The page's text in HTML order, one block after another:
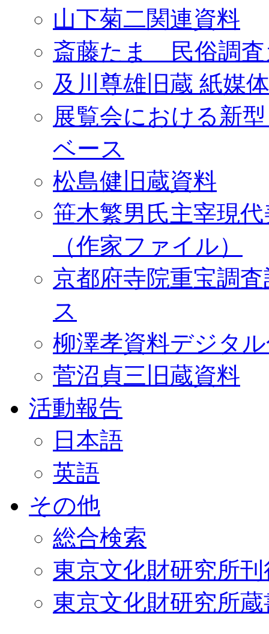
山下菊二関連資料
斎藤たま 民俗調査
及川尊雄旧蔵 紙媒
展覧会における新
ベース
松島健旧蔵資料
笹木繁男氏主宰現
（作家ファイル）
京都府寺院重宝調
ス
柳澤孝資料デジタ
菅沼貞三旧蔵資料
活動報告
日本語
英語
その他
総合検索
東京文化財研究所
東京文化財研究所